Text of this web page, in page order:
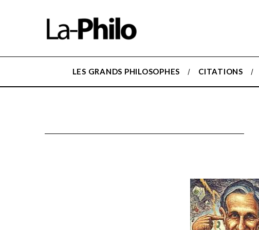
LES GRANDS PHILOSOPHES CITATIONS